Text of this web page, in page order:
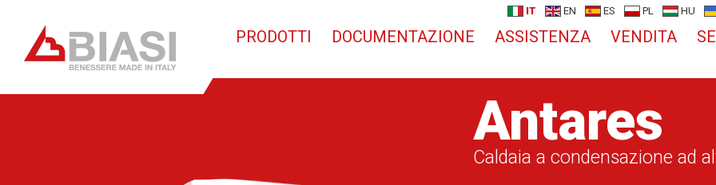
IT EN ES PL HU
PRODOTTI DOCUMENTAZIONE ASSISTENZA VENDITA
Antares
Caldaia a condensazione ad